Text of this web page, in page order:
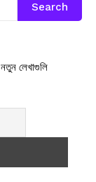
Search
লেখাগুলি